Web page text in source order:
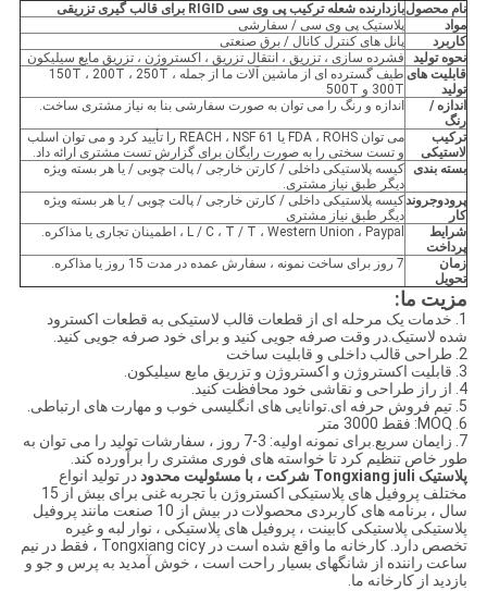
نام محصولبازدارنده شعلهترکیب پی وی سی RIGID برای قالب گیری تزریقی
مواد
پلاستیک پی وی سی / سفارشی
کاربرد
پانل های کنترل کانال / برق صنعتی
نحوه تولید
فشرده سازی ، تزریق ، انتقال تزریق ، اکستروژن ، تزریق مایع سیلیکون
قابلیت های
تولید
طیف گسترده ای از ماشین آلات ما از جمله 150T ، 200T ، 250T ،
300T و 500T
اندازه /
رنگ
اندازه و رنگ را می توان به صورت سفارشی بنا به نیاز مشتری ساخت.
ترکیب
لاستیکی
می توان FDA ، ROHS یا REACH ، NSF 61 را تأیید کرد و می توان اسلب
و تست سختی را به صورت رایگان برای گزارش تست مشتری ارائه داد.
بسته بندی کیسه پلاستیکی داخلی / کارتن خارجی / پالت چوبی / یا هر بسته ویژه
دیگر طبق نیاز مشتری.
پرودوجروند
کار
کیسه پلاستیکی داخلی / کارتن خارجی / پالت چوبی / یا هر بسته ویژه
دیگر طبق نیاز مشتری
شرایط
پرداخت
L / C ، T / T ، Western Union ، Paypal ، اطمینان تجاری یا مذاکره.
زمان
تحویل
7 روز برای ساخت نمونه ، سفارش عمده در مدت 15 روز یا مذاکره.
مزیت ما:
1. خدمات یک مرحله ای از قطعات قالب لاستیکی به قطعات اکسترود
شده لاستیک.در وقت صرفه جویی کنید و برای خود صرفه جویی کنید.
2. طراحی قالب داخلی و قابلیت ساخت
3. قابلیت اکستروژن و اکستروژن و تزریق مایع سیلیکون.
4. از راز طراحی و نقاشی خود محافظت کنید.
5. تیم فروش حرفه ای.توانایی های انگلیسی خوب و مهارت های ارتباطی.
6. MOQ: فقط 3000 متر
7. زایمان سریع.برای نمونه اولیه: 3-7 روز ، سفارشات تولید را می توان به
طور خاص تنظیم کرد تا خواسته های فوری مشتری را برآورده کند.
پلاستیک Tongxiang juli
شرکت ، با مسئولیت محدود در تولید انواع
مختلف پروفیل های پلاستیکی اکستروژن با تجربه غنی برای بیش از 15
سال ، برنامه های کاربردی محصولات در بیش از 10 صنعت مانند پروفیل
پلاستیکی پلاستیکی کابینت ، پروفیل های پلاستیکی ، نوار لبه و غیره
تخصص دارد. کارخانه ما واقع شده است در Tongxiang cicy ، فقط در نیم
ساعت راننده از شانگهای بسیار راحت است ، خوش آمدید به پرس و جو و
بازدید از کارخانه ما.